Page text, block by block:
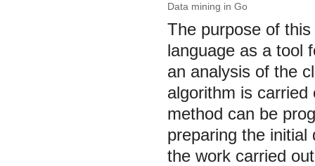
Data mining in Go
The purpose of
language as a tool
an analysis of the
algorithm is
method can be
preparing the
the work carried